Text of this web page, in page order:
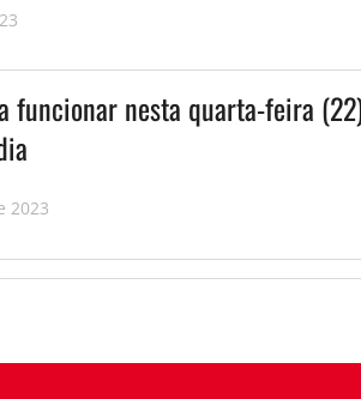
funcionar nesta quarta-feira
2023